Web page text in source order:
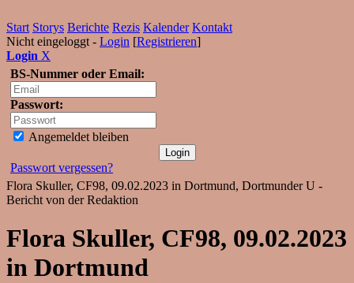
Start Storys Berichte Rezis Kalender Kontakt
Nicht eingeloggt - Login [Registrieren]
Login X
BS-Nummer oder Email:
Passwort:
Angemeldet bleiben
Passwort vergessen?
Flora Skuller, CF98, 09.02.2023 in Dortmund, Dortmunder U -
Bericht von der Redaktion
Flora Skuller, CF98, 09.02.2023
in Dortmund